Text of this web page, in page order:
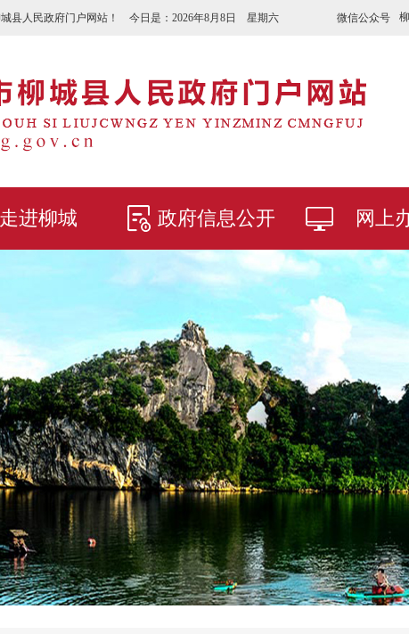
微信公众号
县人民政府门户网站！ 今日是： 2026年8月8日 星期六
走进柳城 政府信息公开 网上